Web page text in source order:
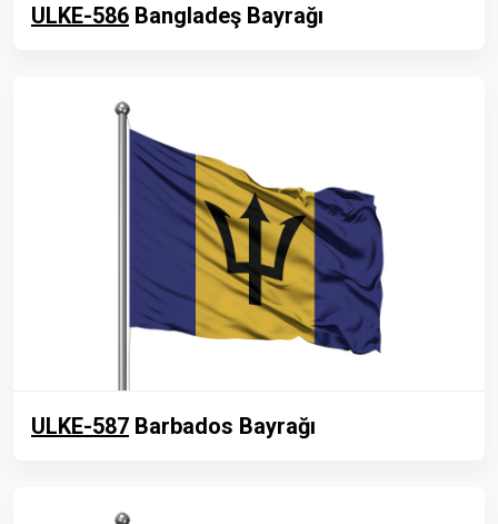
ULKE-586 Bangladeş Bayrağı
ULKE-587 Barbados Bayrağı